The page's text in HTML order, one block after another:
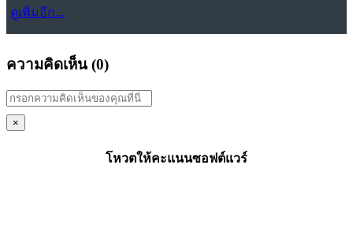
ดูเพิ่มอีก...
ความคิดเห็น (0)
×
โหวตให้คะแนนซอฟต์แวร์